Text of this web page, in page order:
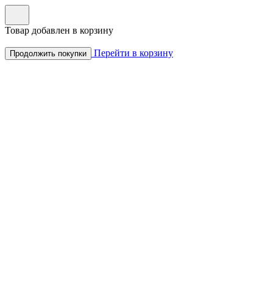
Товар добавлен в корзину
Продолжить покупки Перейти в корзину